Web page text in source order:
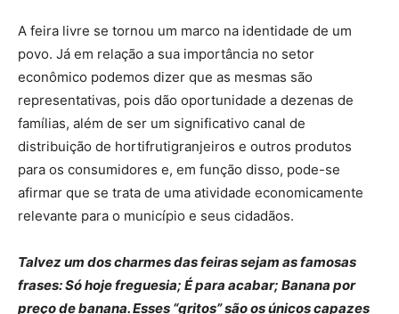
A feira livre se tornou um marco na identidade de um
povo. Já em relação a sua importância no setor
econômico podemos dizer que as mesmas são
representativas, pois dão oportunidade a dezenas de
famílias, além de ser um significativo canal de
distribuição de hortifrutigranjeiros e outros produtos
para os consumidores e, em função disso, pode-se
afirmar que se trata de uma atividade economicamente
relevante para o município e seus cidadãos.
Talvez um dos charmes das feiras sejam as famosas
frases: Só hoje freguesia; É para acabar; Banana por
preço de banana. Esses “gritos” são os únicos capazes